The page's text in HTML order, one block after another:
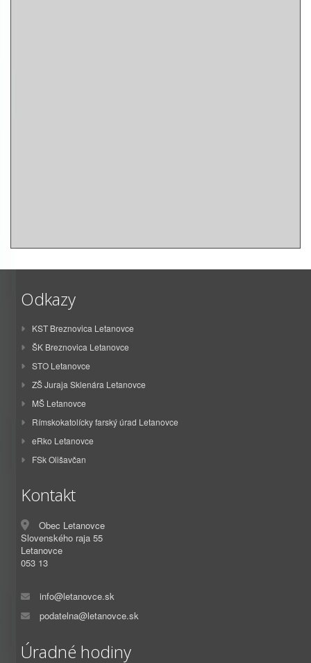
Odkazy
KST Breznovica Letanovce
ŠK Breznovica Letanovce
STO Letanovce
ZŠ Juraja Sklenára Letanovce
MŠ Letanovce
Rímskokatolícky farský úrad Letanovce
eRko Letanovce
FSk Olišavčan
Kontakt
Obec Letanovce
Slovenského raja 55
Letanovce
053 13
info@letanovce.sk
podatelna@letanovce.sk
Úradné hodiny